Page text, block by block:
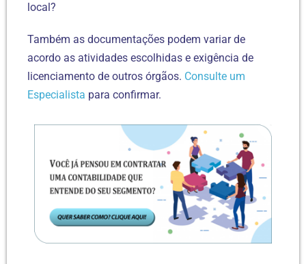
local?
Também as documentações podem variar de
acordo as atividades escolhidas e exigência de
licenciamento de outros órgãos. Consulte um
Especialista para confirmar.